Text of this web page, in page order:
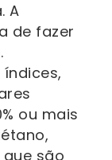
A
de fazer
ou mais
são